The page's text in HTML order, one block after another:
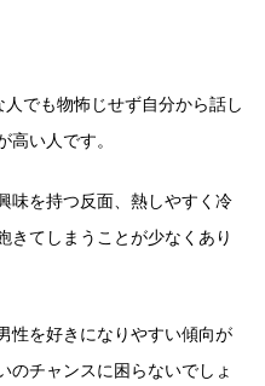
でも物怖じせず自分から話し
い人です。
味を持つ反面、熱しやすく冷
きてしまうことが少なくあり
性を好きになりやすい傾向が
のチャンスに困らないでしょ